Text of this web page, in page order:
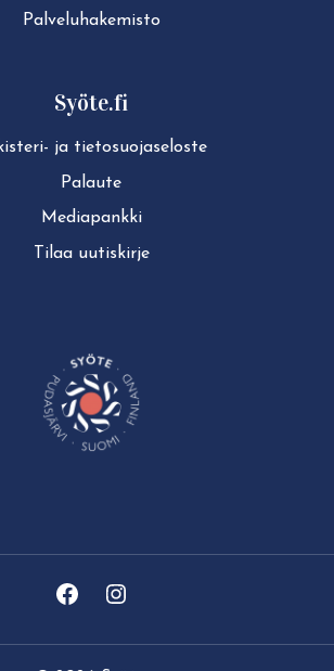
Pal­ve­lu­ha­ke­mis­to
Syöte.fi
ja tie­to­suo­ja­se­los­te
Palaute
Mediapankki
Tilaa uutiskirje